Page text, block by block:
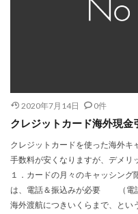
2020年7月14日 0件
クレジットカード海外現
クレジットカードを使った海外キ
手数料が安くなりますが、デメリ
１．カードの月々のキャッシン
は、電話＆振込みが必要 （電
海外渡航につきいくらまで、と